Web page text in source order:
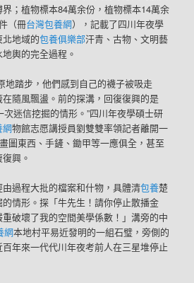
；植物標本84萬余份，植物標本14萬余
（冊台灣包養網），記載了四川年夜學
地域的包養俱樂部汗青、古物、文明藝
輿的完全過程。
地踏步，他們感到自己的襪子被吸走
隨風飄盪。前的探溝，回復復興的是
迷信挖掘的情形。”四川年夜學碩士研
網物館志愿講授員劉雙雙率領記者離開一
圖東西、手鏟、鋤甲等一應俱全，甚至
興。
過程大批的檔案和什物，具體清包養楚
的情形。探「牛先生！請你停止散播金
破壞了我的空間美學係數！」溝旁的中
網本地村平易近發明的一組石璧，旁側的
年來一代代川年夜考前人在三星堆停止